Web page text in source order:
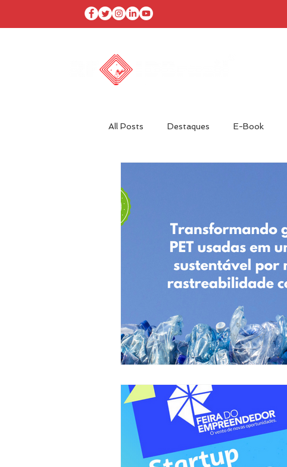
All Posts Destaques E-Book
Óleo & Gás